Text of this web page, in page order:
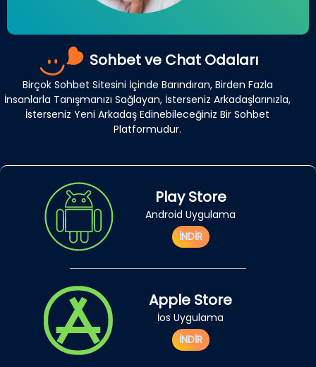
Sohbet ve Chat Odaları
Birçok Sohbet Sitesini İçinde Barındıran, Birden Fazla
İnsanlarla Tanışmanızı Sağlayan, İsterseniz Arkadaşlarınızla,
İsterseniz Yeni Arkadaş Edinebileceğiniz Bir Sohbet
Platformudur.
Play Store
Android Uygulama
İNDİR
Apple Store
İos Uygulama
İNDİR